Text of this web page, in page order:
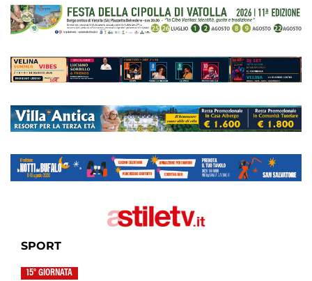
SPORT
15° GIORNATA